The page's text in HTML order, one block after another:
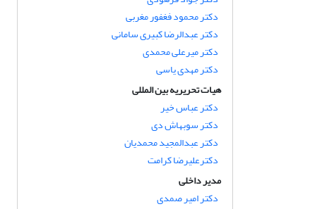
دکتر محمود فغفور مغربی
دکتر عبدالرضا کبیری سامانی
دکتر میرعلی محمدی
دکتر مهدی یاسی
هیات تحریریه بین المللی
دکتر عباس خیر
دکتر سوبهاش دی
دکتر عبدالمجید محمدیان
دکترعلیرضا کرامت
مدیر داخلی
دکتر امیر صمدی